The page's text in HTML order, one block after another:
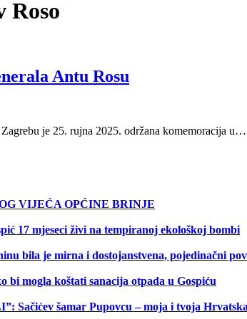
Roso
Antu Rosu
je 25. rujna 2025. održana komemoracija u…
VIJEĆA OPĆINE BRINJE
17 mjeseci živi na tempiranoj ekološkoj bombi
bila je mirna i dostojanstvena, pojedinačni
bi mogla koštati sanacija otpada u Gospiću
Sačićev šamar Pupovcu – moja i tvoja